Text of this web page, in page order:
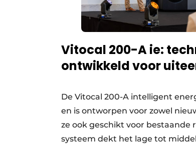
Vitocal 200-A ie:
ontwikkeld voor
De Vitocal 200-A intelligent
en is ontworpen voor zowel
ze ook geschikt voor
systeem dekt het lage tot